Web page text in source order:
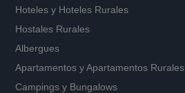
Hoteles y Hoteles Rurales
Hostales Rurales
Albergues
Apartamentos yApartamentos Rurales
Campings y Bungalows